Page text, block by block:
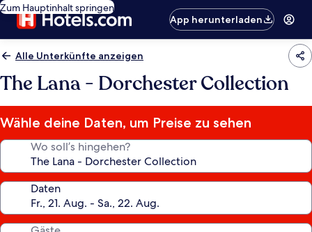
Zum Hauptinhalt springen
App herunterladen
Alle Unterkünfte anzeigen
The Lana - Dorchester Collection
Wähle deine Daten, um Preise zu sehen
Wo soll’s hingehen?
Daten